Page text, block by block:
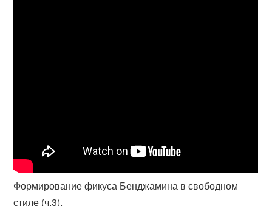
Формирование фикуса Бенджамина в свободном
стиле (ч.3).